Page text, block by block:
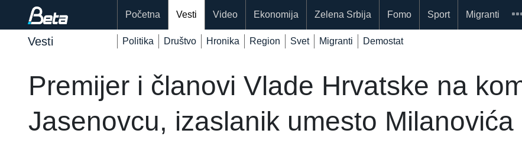
Početna Vesti Video Ekonomija Zelena Srbija Fomo Sport Migranti
Vesti Politika Društvo Hronika Region Svet Migranti Demostat
Premijer i članovi Vlade Hrvatske na
Jasenovcu, izaslanik umesto Milanovića